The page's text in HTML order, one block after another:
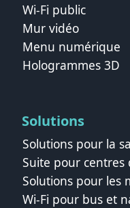
Wi-Fi public
Mur vidéo
Menu numérique
Hologrammes 3D
Solutions
Solutions pour la
Suite pour centres
Solutions pour les
Wi‑Fi pour bus et